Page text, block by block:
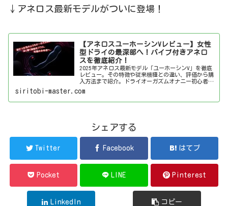
↓アネロス最新モデルがついに登場！
【アネロスユーホーシンVレビュー】女性
型ドライの最深部へ！バイブ付きアネロ
スを徹底紹介！
2025年アネロス最新モデル「ユーホーシンV」を徹底
レビュー。その特徴や従来機種との違い、評価から購
入方法まで紹介。ドライオーガズムオナニー初心者か
siritobi-master.com
シェアする
Twitter Facebook はてブ
Pocket LINE Pinterest
LinkedIn コピー